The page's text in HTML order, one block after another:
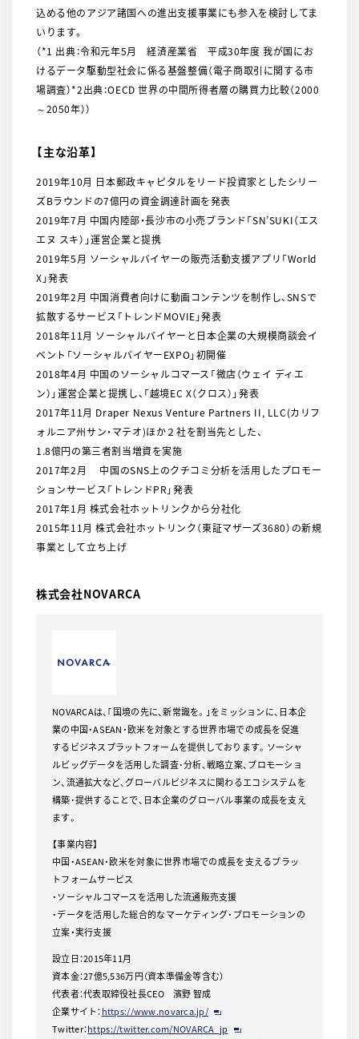
込める他のアジア諸国への進出支援事業にも参入を検討してま
いります。
（*1 出典：令和元年5月 経済産業省 平成30年度 我が国にお
けるデータ駆動型社会に係る基盤整備（電子商取引に関する市
場調査）*2出典：OECD 世界の中間所得者層の購買力比較（2000
～2050年））
【主な沿革】
2019年10月 日本郵政キャピタルをリード投資家としたシリー
ズBラウンドの7億円の資金調達計画を発表
2019年7月 中国内陸部・長沙市の小売ブランド「SN’SUKI（エス
エヌ スキ）」運営企業と提携
2019年5月 ソーシャルバイヤーの販売活動支援アプリ「World
X」発表
2019年2月 中国消費者向けに動画コンテンツを制作し、SNSで
拡散するサービス「トレンドMOVIE」発表
2018年11月 ソーシャルバイヤーと日本企業の大規模商談会イ
ベント「ソーシャルバイヤーEXPO」初開催
2018年4月 中国のソーシャルコマース「微店（ウェイ ディエ
ン）」運営企業と提携し、「越境EC X（クロス）」発表
2017年11月 Draper Nexus Venture Partners II, LLC(カリフ
ォルニア州サン・マテオ)ほか２社を割当先とした、
1.8億円の第三者割当増資を実施
2017年2月 中国のSNS上のクチコミ分析を活用したプロモー
ションサービス「トレンドPR」発表
2017年1月 株式会社ホットリンクから分社化
2015年11月 株式会社ホットリンク（東証マザーズ3680）の新規
事業として立ち上げ
株式会社NOVARCA
NOVARCAは、｢国境の先に、新常識を。｣をミッションに、日本企
業の中国・ASEAN・欧米を対象とする世界市場での成長を促進
するビジネスプラットフォームを提供しております。ソーシャ
ルビッグデータを活用した調査･分析、戦略立案、プロモーショ
ン、流通拡大など、グローバルビジネスに関わるエコシステムを
構築･提供することで、日本企業のグローバル事業の成長を支え
ます。
【事業内容】
中国・ASEAN・欧米を対象に世界市場での成長を支えるプラッ
トフォームサービス
・ソーシャルコマースを活用した流通販売支援
・データを活用した総合的なマーケティング・プロモーションの
立案・実行支援
設立日：2015年11月
資本金：27億5,536万円（資本準備金等含む）
代表者：代表取締役社長CEO 濱野 智成
企業サイト：https://www.novarca.jp/
Twitter：https://twitter.com/NOVARCA_jp